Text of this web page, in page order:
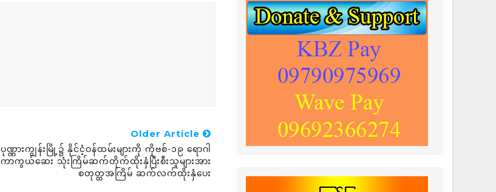
Older Article
ပုဏ္ဏားကျွန်းမြို့၌ နိုင်ငံ့ဝန်ထမ်းများကို ကိုဗစ်-၁၉ ရောဂါ
ကာကွယ်ဆေး သုံးကြိမ်ဆက်တိုက်ထိုးနှံပြီးစီးသူများအား
စတုတ္ထအကြိမ် ဆက်လက်ထိုးနှံပေး